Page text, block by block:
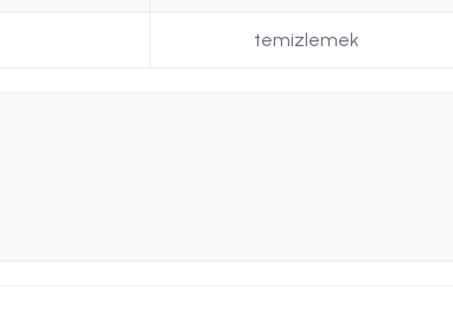
temizlemek